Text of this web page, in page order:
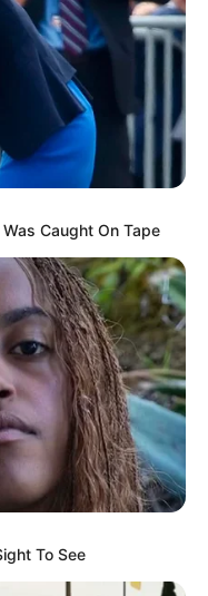
Caught On Tape
To See